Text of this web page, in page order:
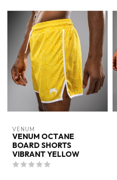
VENUM
VENUM OCTANE
BOARD SHORTS
VIBRANT YELLOW